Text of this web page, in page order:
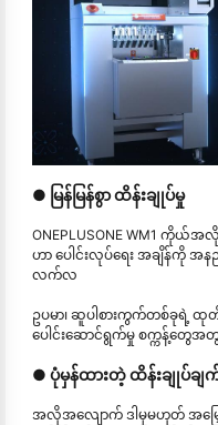
● မြန်မြန်စွာ ထိန်းချုပ်မှု
ONEPLUSONE WM1 ကိုယ်
ဟာ ပေါင်းလုပ်ရေး အချိန်ကို အ
လက်လ
ဥပမာ၊ ဆူပါစားကွက်တစ်ခုရဲ့
ပေါင်းဆောင်ရွက်မှု စက္ကန့်တွေအ
● ပုံမှန်ထားတဲ့ ထိန်းချုပ်ချက်
အလိုအလျောက် ဒါမှမဟုတ် အမြှ